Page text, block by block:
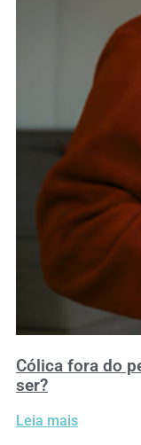
Cólica fora do
ser?
Leia mais